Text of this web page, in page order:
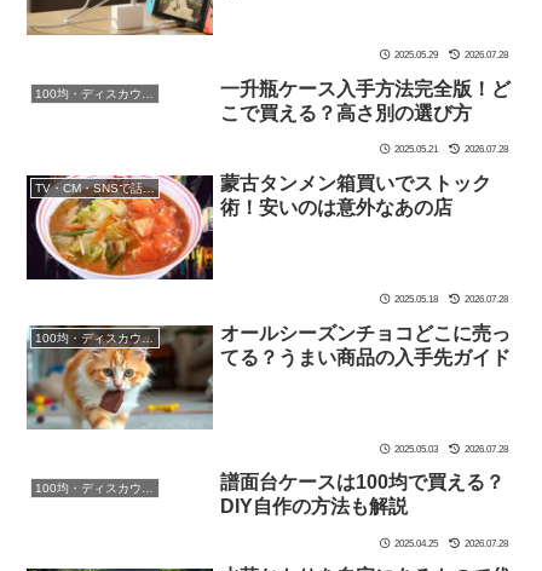
2025.05.29 2026.07.28
一升瓶ケース入手方法完全版！ど
こで買える？高さ別の選び方
2025.05.21 2026.07.28
TV・CM・SNSで話題の商品
蒙古タンメン箱買いでストック
術！安いのは意外なあの店
2025.05.18 2026.07.28
100均・ディスカウントストア
オールシーズンチョコどこに売っ
てる？うまい商品の入手先ガイド
2025.05.03 2026.07.28
譜面台ケースは100均で買える？
DIY自作の方法も解説
2025.04.25 2026.07.28